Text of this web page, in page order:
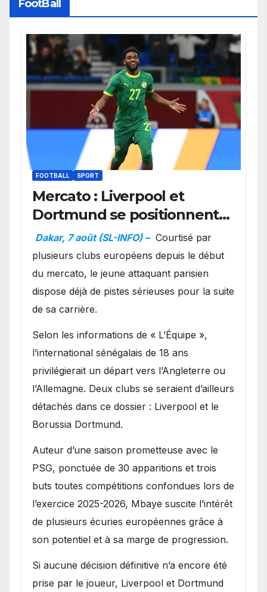
FootBall
FOOTBALL SPORT
Mercato : Liverpool et
Dortmund se positionnent
en favoris pour recruter
Ibrahim Mbaye
Dakar, 7 août (SL-INFO) – Courtisé par
plusieurs clubs européens depuis le début
du mercato, le jeune attaquant parisien
dispose déjà de pistes sérieuses pour la suite
de sa carrière.
Selon les informations de « L’Équipe »,
l’international sénégalais de 18 ans
privilégierait un départ vers l’Angleterre ou
l’Allemagne. Deux clubs se seraient d’ailleurs
détachés dans ce dossier : Liverpool et le
Borussia Dortmund.
Auteur d’une saison prometteuse avec le
PSG, ponctuée de 30 apparitions et trois
buts toutes compétitions confondues lors de
l’exercice 2025-2026, Mbaye suscite l’intérêt
de plusieurs écuries européennes grâce à
son potentiel et à sa marge de progression.
Si aucune décision définitive n’a encore été
prise par le joueur, Liverpool et Dortmund